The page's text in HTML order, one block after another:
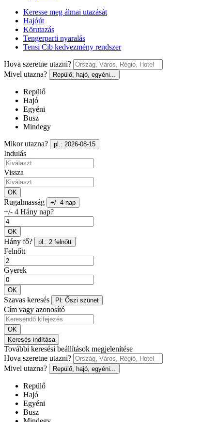
Keresse meg álmai utazását
Hajóút
Körutazás
Tengerparti nyaralás
Tensi Cib kedvezmény rendszer
Hova szeretne utazni?
Mivel utazna?
Repülő, hajó, egyéni...
Repülő
Hajó
Egyéni
Busz
Mindegy
Mikor utazna? pl.: 2026-08-15
Indulás
Vissza
OK
Rugalmasság +/- 4 nap
+/- 4 Hány nap?
OK
Hány fő? pl.: 2 felnőtt
Felnőtt
Gyerek
OK
Szavas keresés Pl: Őszi szünet
Cím vagy azonosító
OK
Keresés indítása
További keresési beállítások megjelenítése
Hova szeretne utazni?
Mivel utazna?
Repülő, hajó, egyéni...
Repülő
Hajó
Egyéni
Busz